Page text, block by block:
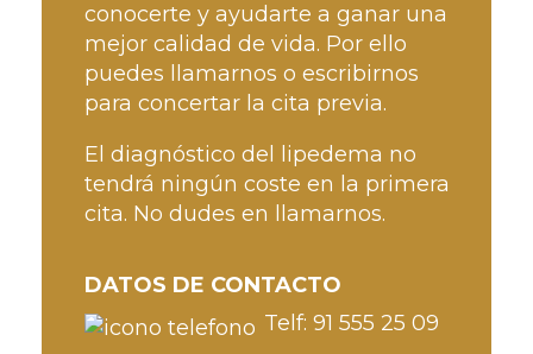
conocerte y ayudarte a ganar una
mejor calidad de vida. Por ello
puedes llamarnos o escribirnos
para concertar la cita previa.
El diagnóstico del lipedema no
tendrá ningún coste en la primera
cita. No dudes en llamarnos.
DATOS DE CONTACTO
Telf: 91 555 25 09